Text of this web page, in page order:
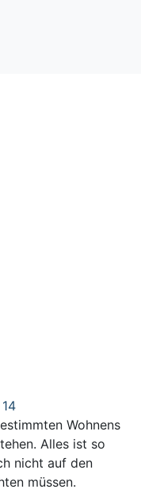
14
Wohnens
Alles ist so
nicht auf den
müssen.